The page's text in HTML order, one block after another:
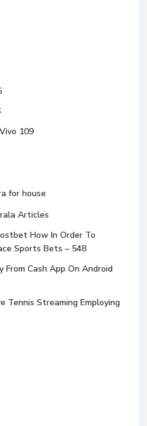
109
for house
Articles
How In Order To
Sports Bets – 548
From Cash App On Android
Tennis Streaming Employing